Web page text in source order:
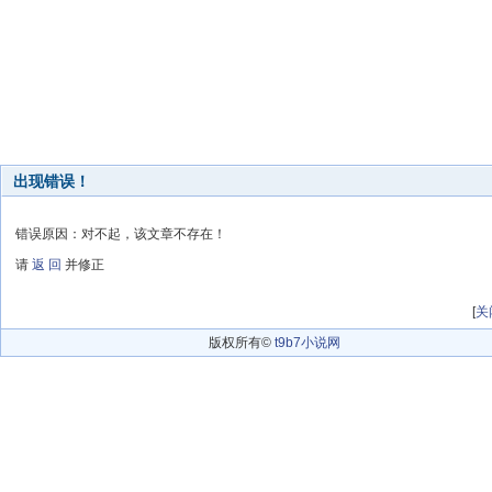
出现错误！
错误原因：对不起，该文章不存在！
请 返 回 并修正
[关
版权所有© t9b7小说网